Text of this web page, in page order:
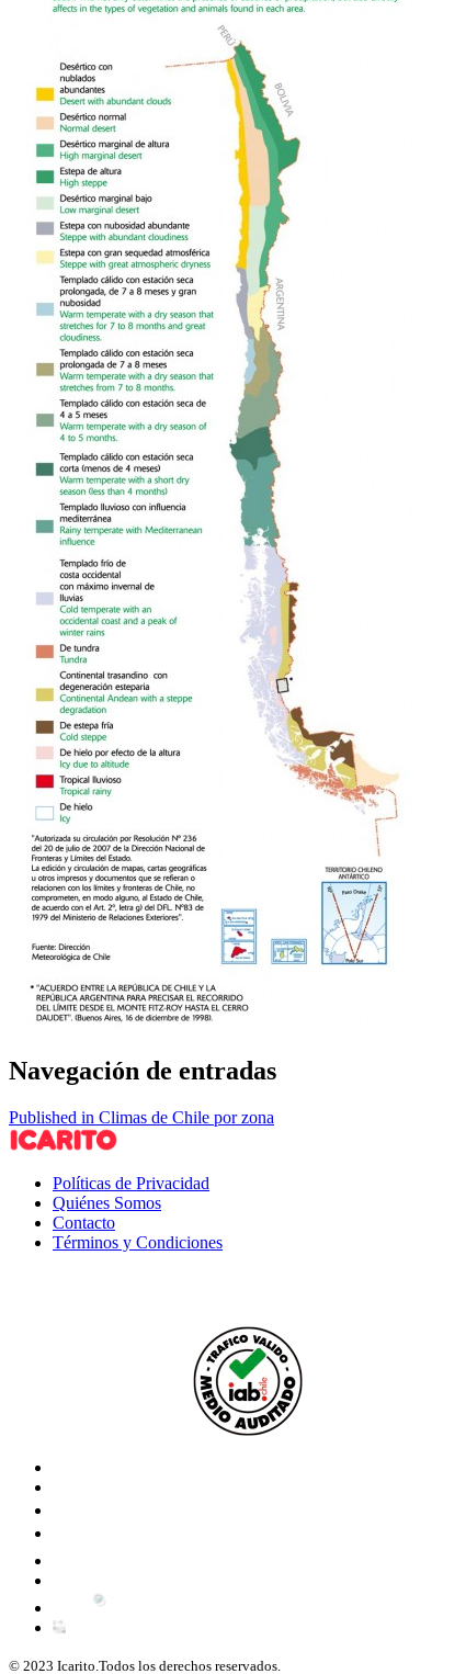
Navegación de entradas
Published in Climas de Chile por zona
Políticas de Privacidad
Quiénes Somos
Contacto
Términos y Condiciones
© 2023 Icarito.Todos los derechos reservados.